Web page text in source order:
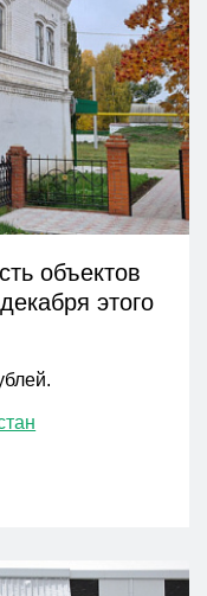
объектов
этого